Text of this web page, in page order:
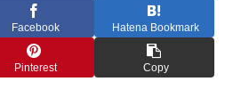
Facebook Hatena Bookmark
Pinterest Copy